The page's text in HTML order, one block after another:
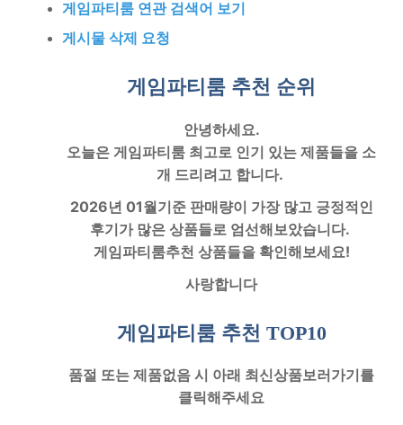
게임파티룸 연관 검색어 보기
게시물 삭제 요청
게임파티룸 추천 순위
안녕하세요.
오늘은 게임파티룸 최고로 인기 있는 제품들을 소
개 드리려고 합니다.
2026년 01월기준 판매량이 가장 많고 긍정적인
후기가 많은 상품들로 엄선해보았습니다.
게임파티룸추천 상품들을 확인해보세요!
사랑합니다
게임파티룸 추천 TOP10
품절 또는 제품없음 시 아래 최신상품보러가기 를
클릭해주세요